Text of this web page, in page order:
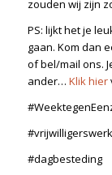
zouden wij zijn
PS: lijkt het je
gaan. Kom dan
of bel/mail ons.
ander… Klik hier
#vrijwilligerswerk
#dagbesteding